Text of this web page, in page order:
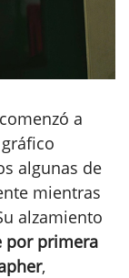
a
algunas de
mientras
alzamiento
por primera
,